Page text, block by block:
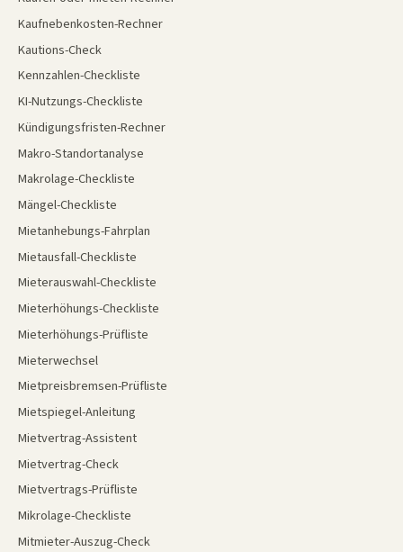
Kaufnebenkosten-Rechner
Kautions-Check
Kennzahlen-Checkliste
KI-Nutzungs-Checkliste
Kündigungsfristen-Rechner
Makro-Standortanalyse
Makrolage-Checkliste
Mängel-Checkliste
Mietanhebungs-Fahrplan
Mietausfall-Checkliste
Mieterauswahl-Checkliste
Mieterhöhungs-Checkliste
Mieterhöhungs-Prüfliste
Mieterwechsel
Mietpreisbremsen-Prüfliste
Mietspiegel-Anleitung
Mietvertrag-Assistent
Mietvertrag-Check
Mietvertrags-Prüfliste
Mikrolage-Checkliste
Mitmieter-Auszug-Check